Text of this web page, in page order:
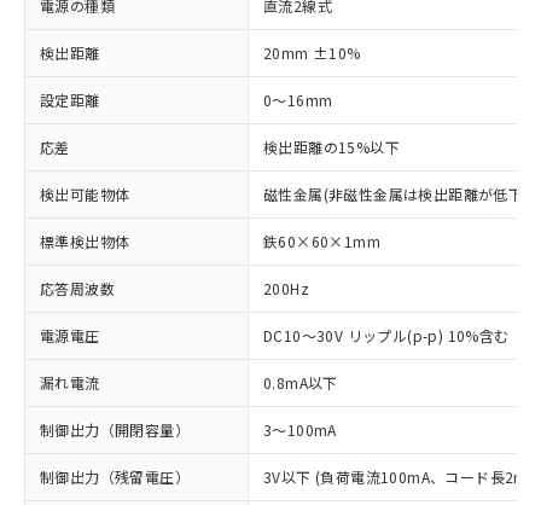
電源の種類 直流2線式
検出距離 20mm ±10%
設定距離 0～16mm
応差 検出距離の15%以下
検出可能物体 磁性金属(非磁性金属は検出距離が低下
標準検出物体 鉄60×60×1mm
応答周波数 200Hz
電源電圧 DC10～30V リップル(p-p) 10%含む
漏れ電流 0.8mA以下
制御出力（開閉容量） 3～100mA
制御出力（残留電圧） 3V以下 (負荷電流100mA、コード長2m